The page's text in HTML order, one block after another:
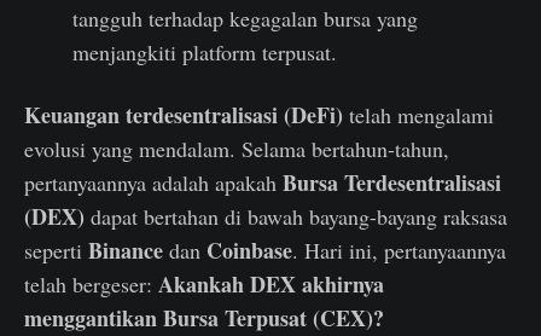
tangguh terhadap kegagalan bursa yang
menjangkiti platform terpusat.
Keuangan terdesentralisasi (DeFi) telah mengalami
evolusi yang mendalam. Selama bertahun-tahun,
pertanyaannya adalah apakah Bursa Terdesentralisasi
(DEX) dapat bertahan di bawah bayang-bayang raksasa
seperti Binance dan Coinbase. Hari ini, pertanyaannya
telah bergeser: Akankah DEX akhirnya
menggantikan Bursa Terpusat (CEX)?